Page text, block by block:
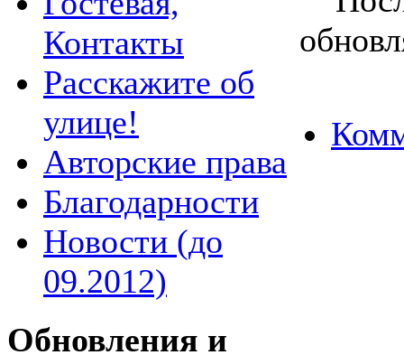
Контакты
Расскажите об
улице!
Авторские права
Благодарности
Новости (до
09.2012)
Обновления и